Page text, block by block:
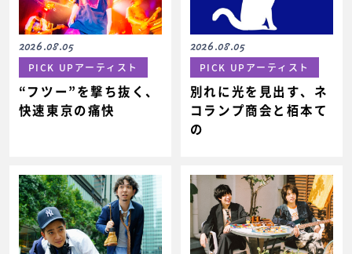
2026.08.05
PICK UPアーティスト
“フツー”を撃ち抜く、
快速東京の痛快
2026.08.05
PICK UPアーティスト
別れに光を見出す、ネ
コランプ商会と栢本て
の